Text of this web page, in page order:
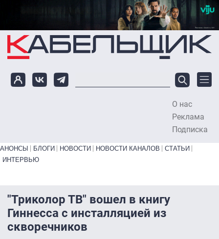
Перейти к основному содержанию
О нас
Реклама
Подписка
Primary links bottom
АНОНСЫ БЛОГИ НОВОСТИ НОВОСТИ КАНАЛОВ
СТАТЬИ
ИНТЕРВЬЮ
"Триколор ТВ" вошел в книгу
Гиннесса с инсталляцией из
скворечников